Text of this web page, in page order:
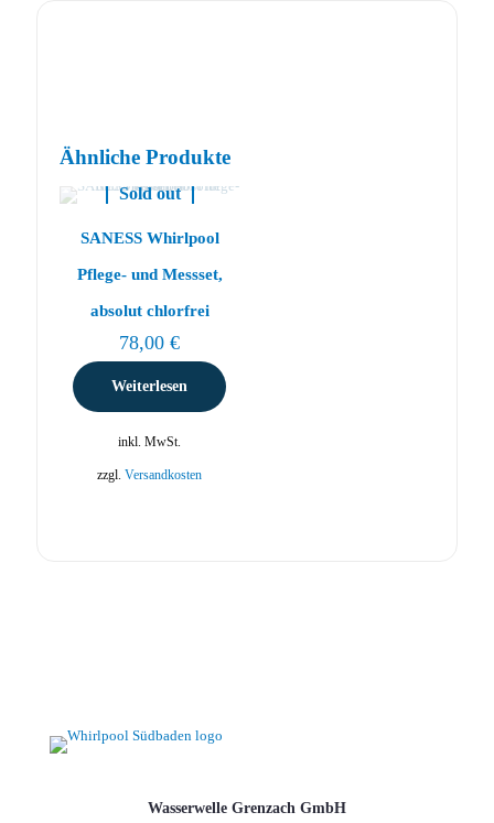
Ähnliche Produkte
Sold out
SANESS Whirlpool
Pflege- und Messset,
absolut chlorfrei
78,00€
Weiterlesen
inkl. MwSt.
zzgl. Versandkosten
Wasserwelle Grenzach GmbH